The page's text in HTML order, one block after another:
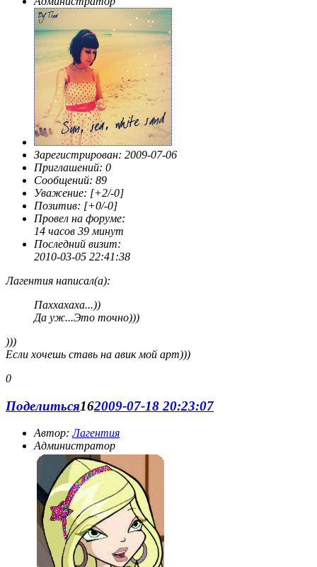
Зарегистрирован: 2009-07-06
Приглашений: 0
Сообщений: 89
Уважение: [+2/-0]
Позитив: [+0/-0]
Провел на форуме:
14 часов 39 минут
Последний визит:
2010-03-05 22:41:38
Лагентия написал(а):
Паххахаха...))
Да уж...Это точно)))
)))
Если хочешь ставь на авик мой арт)))
0
Поделиться162009-07-18 20:23:07
Автор:Лагентия
Администратор